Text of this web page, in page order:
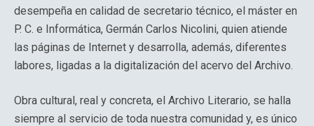
desempeña en calidad de secretario técnico, el máster en
P. C. e Informática, Germán Carlos Nicolini, quien atiende
las páginas de Internet y desarrolla, además, diferentes
labores, ligadas a la digitalización del acervo del Archivo.
Obra cultural, real y concreta, el Archivo Literario, se halla
siempre al servicio de toda nuestra comunidad y, es único